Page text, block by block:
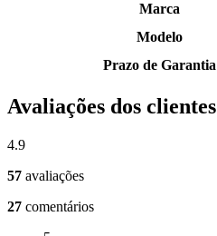
Marca
Modelo
Prazo de Garantia
Avaliações dos clientes
4.9
57 avaliações
27 comentários